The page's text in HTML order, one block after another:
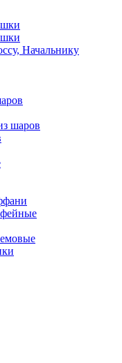
Начальнику
шаров